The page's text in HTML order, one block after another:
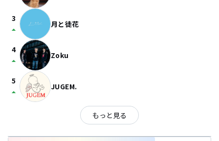
3
arrow_drop_up 月と徒花
4
arrow_drop_up Zoku
5
arrow_drop_up JUGEM.
もっと見る